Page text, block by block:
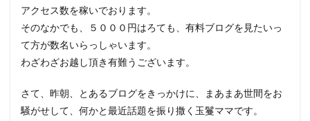
アクセス数を稼いでおります。
そのなかでも、５０００円はろても、有料ブログを見たいっ
て方が数名いらっしゃいます。
わざわざお越し頂き有難うございます。
さて、昨朝、とあるブログをきっかけに、まあまあ世間をお
騒がせして、何かと最近話題を振り撒く玉鬘ママです。